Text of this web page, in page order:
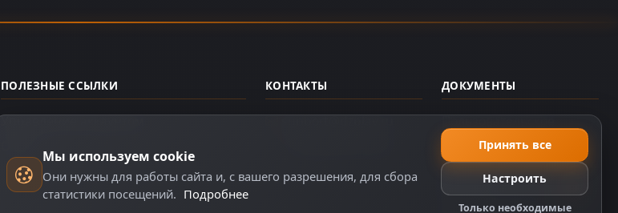
ПОЛЕЗНЫЕ ССЫЛКИ
Управление аккаунтом
КОНТАКТЫ
support@dzplay.ru
ДОКУМЕНТЫ
Пользовательское
соглашение
Политика персональных
данных
Правила оплаты
Мы используем cookie
Они нужны для работы сайта и, с вашего разрешения, для сбора
статистики посещений. Подробнее
Принять все
Настроить
Только необходимые